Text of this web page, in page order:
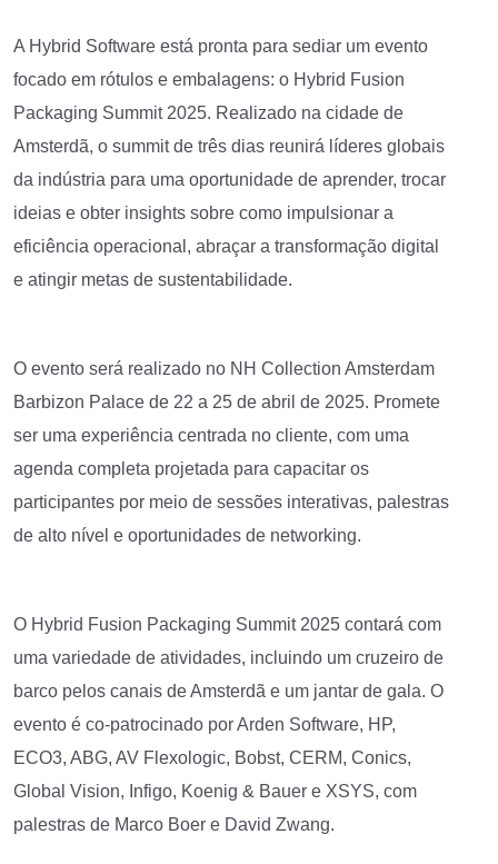
A Hybrid Software está pronta para sediar um evento
focado em rótulos e embalagens: o Hybrid Fusion
Packaging Summit 2025. Realizado na cidade de
Amsterdã, o summit de três dias reunirá líderes globais
da indústria para uma oportunidade de aprender, trocar
ideias e obter insights sobre como impulsionar a
eficiência operacional, abraçar a transformação digital
e atingir metas de sustentabilidade.
O evento será realizado no NH Collection Amsterdam
Barbizon Palace de 22 a 25 de abril de 2025. Promete
ser uma experiência centrada no cliente, com uma
agenda completa projetada para capacitar os
participantes por meio de sessões interativas, palestras
de alto nível e oportunidades de networking.
O Hybrid Fusion Packaging Summit 2025 contará com
uma variedade de atividades, incluindo um cruzeiro de
barco pelos canais de Amsterdã e um jantar de gala. O
evento é co-patrocinado por Arden Software, HP,
ECO3, ABG, AV Flexologic, Bobst, CERM, Conics,
Global Vision, Infigo, Koenig & Bauer e XSYS, com
palestras de Marco Boer e David Zwang.